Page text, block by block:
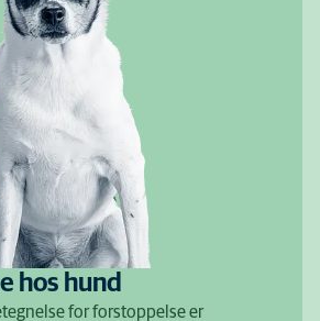
hos hund
for forstoppelse er